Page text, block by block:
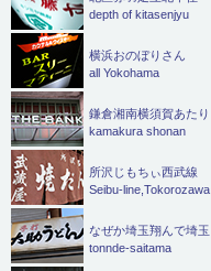
depth of kitasenjyu
横浜おのぼりさん
all Yokohama
鎌倉湘南横須賀あたり
kamakura shonan
所沢じもちぃ西武線
Seibu-line,Tokorozawa
なぜか埼玉翔んで埼玉
tonnde-saitama